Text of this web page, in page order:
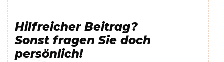
Hilfreicher Beitrag?
Sonst fragen Sie doch
persönlich!